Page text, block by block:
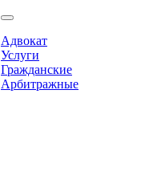
Адвокат
Услуги
Гражданские
Арбитражные